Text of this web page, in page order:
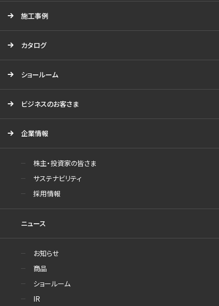
施工事例
カタログ
ショールーム
ビジネスのお客さま
企業情報
株主・投資家の皆さま
サステナビリティ
採用情報
ニュース
お知らせ
商品
ショールーム
IR